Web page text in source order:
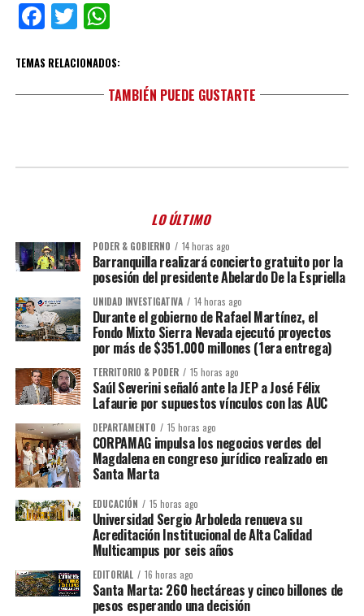
Facebook
Twitter
TEMAS RELACIONADOS:
TAMBIÉN PUEDE GUSTARTE
LO ÚLTIMO
PODER & GOBIERNO 14 horas ago
Barranquilla realizará concierto gratuito por la
posesión del presidente Abelardo De la Espriella
UNIDAD INVESTIGATIVA 14 horas ago
Durante el gobierno de Rafael Martínez, el
Fondo Mixto Sierra Nevada ejecutó proyectos
por más de $351.000 millones (1era entrega)
TERRITORIO & PODER 15 horas ago
Saúl Severini señaló ante la JEP a José Félix
Lafaurie por supuestos vínculos con las AUC
DEPARTAMENTO 15 horas ago
CORPAMAG impulsa los negocios verdes del
Magdalena en congreso jurídico realizado en
Santa Marta
EDUCACIÓN 15 horas ago
Universidad Sergio Arboleda renueva su
Acreditación Institucional de Alta Calidad
Multicampus por seis años
EDITORIAL 16 horas ago
Santa Marta: 260 hectáreas y cinco billones de
pesos esperando una decisión